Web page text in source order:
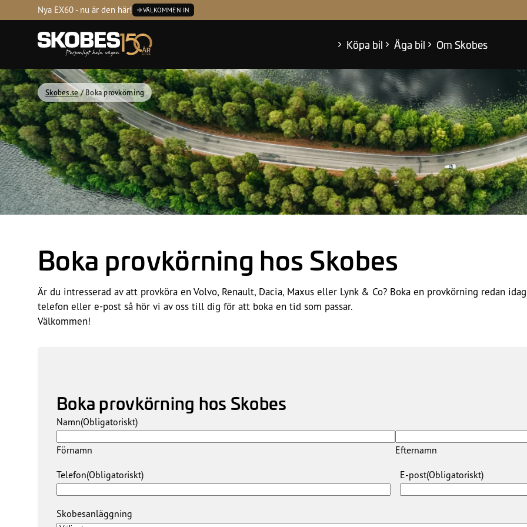
Nya EX60 - nu är den här! VÄLKOMMEN IN
Köpa bil Äga bil Om Skobes
Skobes.se/Boka provkörning
Boka provkörning hos Skobes
Är du intresserad av att provköra en Volvo, Renault, Dacia, Maxus eller Lynk & Co? Boka en provkörning redan
telefon eller e-post så hör vi av oss till dig för att boka en tid som passar.
Välkommen!
Boka provkörning hos Skobes
Namn(Obligatoriskt)
Förnamn Efternamn
Telefon(Obligatoriskt) E-post(Obligatoriskt)
Skobesanläggning